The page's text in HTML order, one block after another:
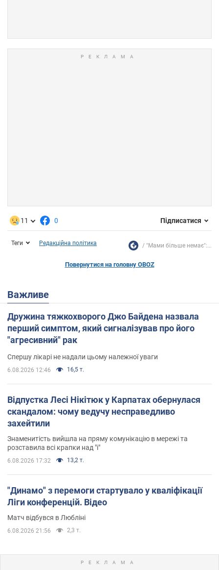
11 0 Підписатися
Теги Редакційна політика "Мами більше немає":...
Повернутися на головну OBOZ
Важливе
Дружина тяжкохворого Джо Байдена назвала
перший симптом, який сигналізував про його
"агресивний" рак
Спершу лікарі не надали цьому належної уваги
6.08.2026 12:46 16,5 т.
Відпустка Лесі Нікітюк у Карпатах обернулася
скандалом: чому ведучу несправедливо
захейтили
Знаменитість вийшла на пряму комунікацію в мережі та
розставила всі крапки над "і"
6.08.2026 17:32 13,2 т.
"Динамо" з перемоги стартувало у кваліфікації
Ліги конференцій. Відео
Матч відбувся в Любліні
6.08.2026 21:56 2,3 т.